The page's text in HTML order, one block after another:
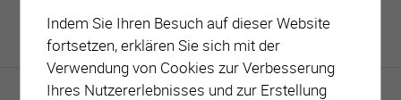
Indem Sie Ihren Besuch auf dieser Website
fortsetzen, erklären Sie sich mit der
Verwendung von Cookies zur Verbesserung
Ihres Nutzererlebnisses und zur Erstellung